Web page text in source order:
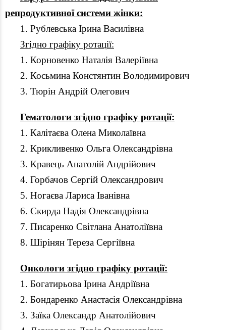
репродуктивної системи жінки:
1. Рублевська Ірина Василівна
Згідно графіку ротації:
1. Корновенко Наталія Валеріївна
2. Косьмина Констянтин Володимирович
3. Тюрін Андрій Олегович
Гематологи згідно графіку ротації:
1. Калітаєва Олена Миколаївна
2. Крикливенко Ольга Олександрівна
3. Кравець Анатолій Андрійович
4. Горбачов Сергій Олександрович
5. Ногаєва Лариса Іванівна
6. Скирда Надія Олександрівна
7. Писаренко Світлана Анатоліївна
8. Шірінян Тереза Сергіївна
Онкологи згідно графіку ротації:
1. Богатирьова Ірина Андріївна
2. Бондаренко Анастасія Олександрівна
3. Заїка Олександр Анатолійович